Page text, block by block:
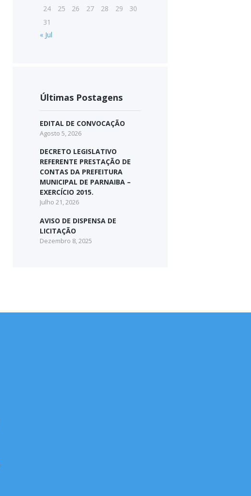
24
25 26 27 28 29
30
31
« Jul
Últimas Postagens
EDITAL DE CONVOCAÇÃO
Agosto 5, 2026
DECRETO LEGISLATIVO
REFERENTE PRESTAÇÃO DE
CONTAS DA PREFEITURA
MUNICIPAL DE PARNAIBA –
EXERCÍCIO 2015.
Julho 21, 2026
AVISO DE DISPENSA DE
LICITAÇÃO
Dezembro 8, 2025